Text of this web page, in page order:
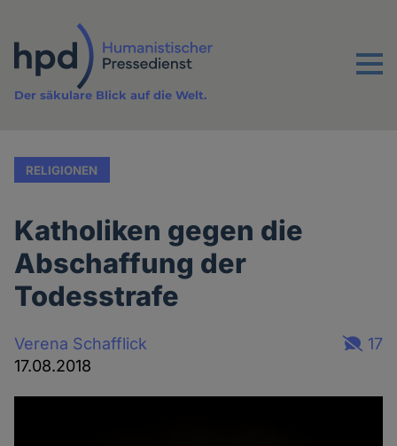
Inhalt
Menu
Der säkulare Blick auf die Welt.
RELIGIONEN
Katholiken gegen die
Abschaffung der
Todesstrafe
Verena Schafflick
17.08.2018
17